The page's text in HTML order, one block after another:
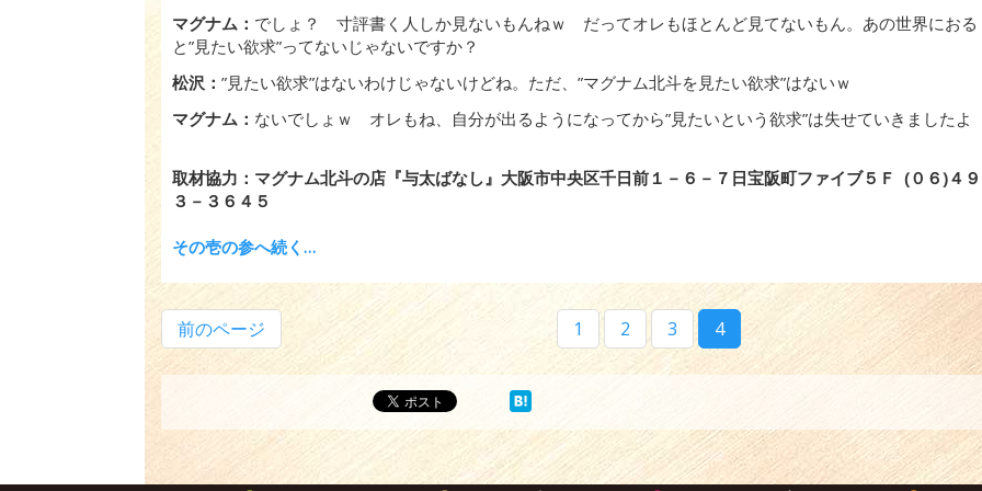
マグナム： でしょ？ 寸評書く人しか見ないもんねｗ だってオレもほとんど見てないもん。あの世界におる
と”見たい欲求”ってないじゃないですか？
松沢： ”見たい欲求”はないわけじゃないけどね。ただ、”マグナム北斗を見たい欲求”はないｗ
マグナム： ないでしょｗ オレもね、自分が出るようになってから”見たいという欲求”は失せていきましたよ
取材協力：マグナム北斗の店『与太ばなし』大阪市中央区千日前１－６－７日宝阪町ファイブ５Ｆ (０６)４
３－３６４５
その壱の参へ続く…
前のページ 1 2 3 4